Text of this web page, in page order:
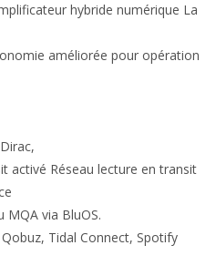
hybride numérique La
améliorée pour opération
activé Réseau lecture en transit
via BluOS.
Tidal Connect, Spotify